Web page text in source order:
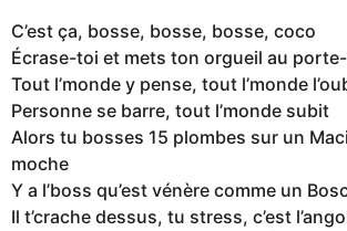
C’est ça, bosse, bosse, bosse, coco
Écrase-toi et mets ton orgueil au
Tout l’monde y pense, tout l’monde
Personne se barre, tout l’monde subit
Alors tu bosses 15 plombes sur un
moche
Y a l’boss qu’est vénère comme un
Il t’crache dessus, tu stress, c’est